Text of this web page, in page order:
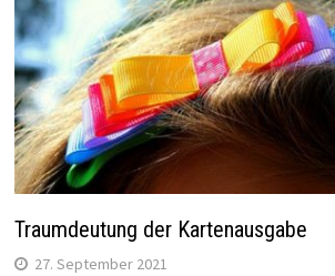
Traumdeutung der Kartenausgabe
27. September 2021